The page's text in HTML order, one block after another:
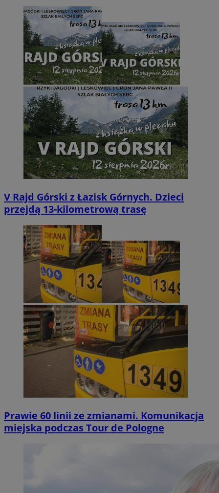
V Rajd Górski z Łazisk Górnych. Dzieci
przejdą 13-kilometrową trasę
Prawie 60 linii ze zmianami. Komunikacja
miejska podczas Tour de Pologne